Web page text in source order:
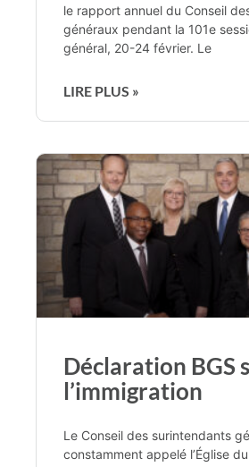
le rapport annuel du Conseil
généraux pendant la 101e
général, 20-24 février. Le
LIRE PLUS »
Déclaration BGS
l’immigration
Le Conseil des surintendants
constamment appelé l’Église